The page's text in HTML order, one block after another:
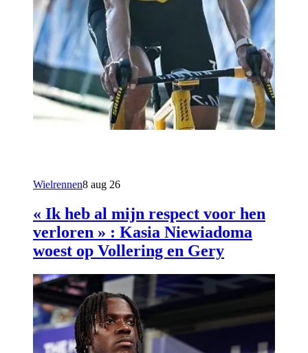
Wielrennen8 aug 26
« Ik heb al mijn respect voor hen
verloren » : Kasia Niewiadoma
woest op Vollering en Gery